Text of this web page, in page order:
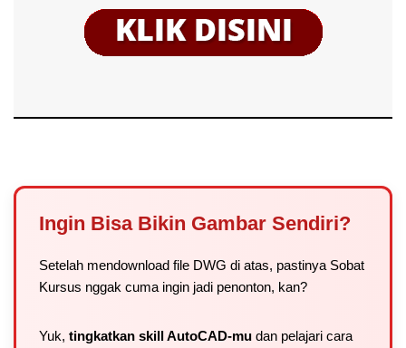
Ingin Bisa Bikin Gambar Sendiri?
Setelah mendownload file DWG di atas, pastinya Sobat
Kursus nggak cuma ingin jadi penonton, kan?
Yuk, tingkatkan skill AutoCAD-mu dan pelajari cara